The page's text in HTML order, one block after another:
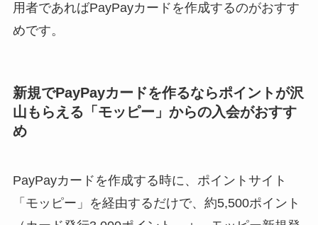
用者であればPayPayカードを作成するのがおすす
めです。
新規でPayPayカードを作るならポイントが沢
山もらえる「モッピー」からの入会がおすす
め
PayPayカードを作成する時に、ポイントサイト
「モッピー」を経由するだけで、約5,500ポイント